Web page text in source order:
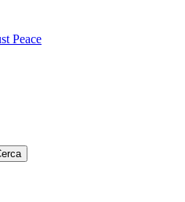
Peace